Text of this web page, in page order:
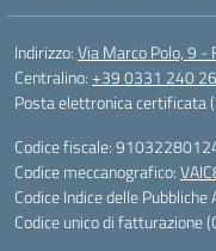
Indirizzo:Via Marco Polo, 9 -
Centralino:+39 0331 240
Posta elettronica certificata
Codice fiscale:
Codice meccanografico:
Codice Indice delle
Codice unico di fatturazione